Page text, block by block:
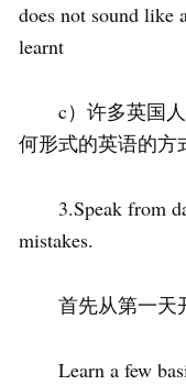
does not sound like
learnt
c）许多英国人
何形式的英语的方
3.Speak from
mistakes.
首先从第一天开
Learn a few